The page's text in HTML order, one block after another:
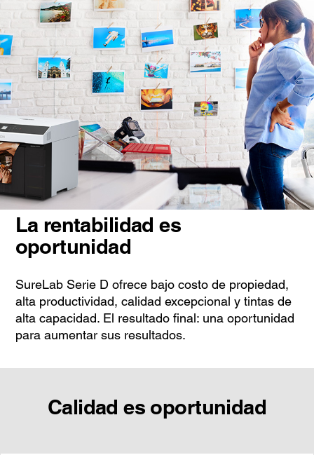
La rentabilidad es
oportunidad
SureLab Serie D ofrece bajo costo de propiedad,
alta productividad, calidad excepcional y tintas de
alta capacidad. El resultado final: una oportunidad
para aumentar sus resultados.
Calidad es oportunidad